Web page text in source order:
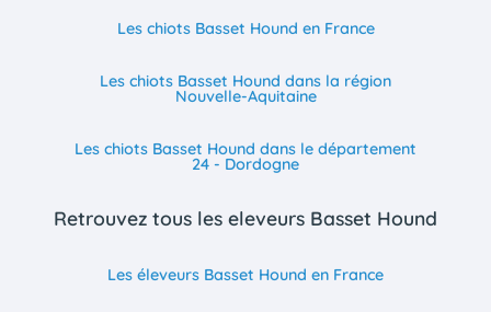
Les chiots Basset Hound en France
Les chiots Basset Hound dans la région
Nouvelle-Aquitaine
Les chiots Basset Hound dans le département
24 - Dordogne
Retrouvez tous les eleveurs Basset Hound
Les éleveurs Basset Hound en France